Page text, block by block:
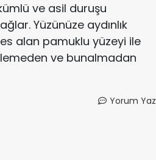
ve asil duruşu
Yüzünüze aydınlık
alan pamuklu yüzeyi ile
ve bunalmadan
Yorum Yaz